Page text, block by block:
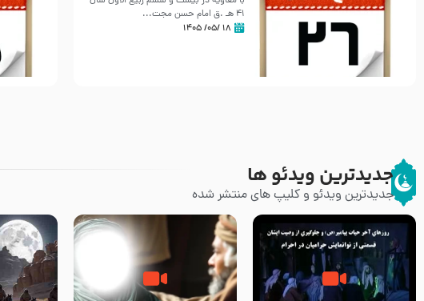
41 هـ .ق امام حسن مجت...
۱۸ /۰۵/ ۱۴۰۵
جدیدترین ویدئو ها
جدیدترین ویدئو و کلیپ های منتشر شده